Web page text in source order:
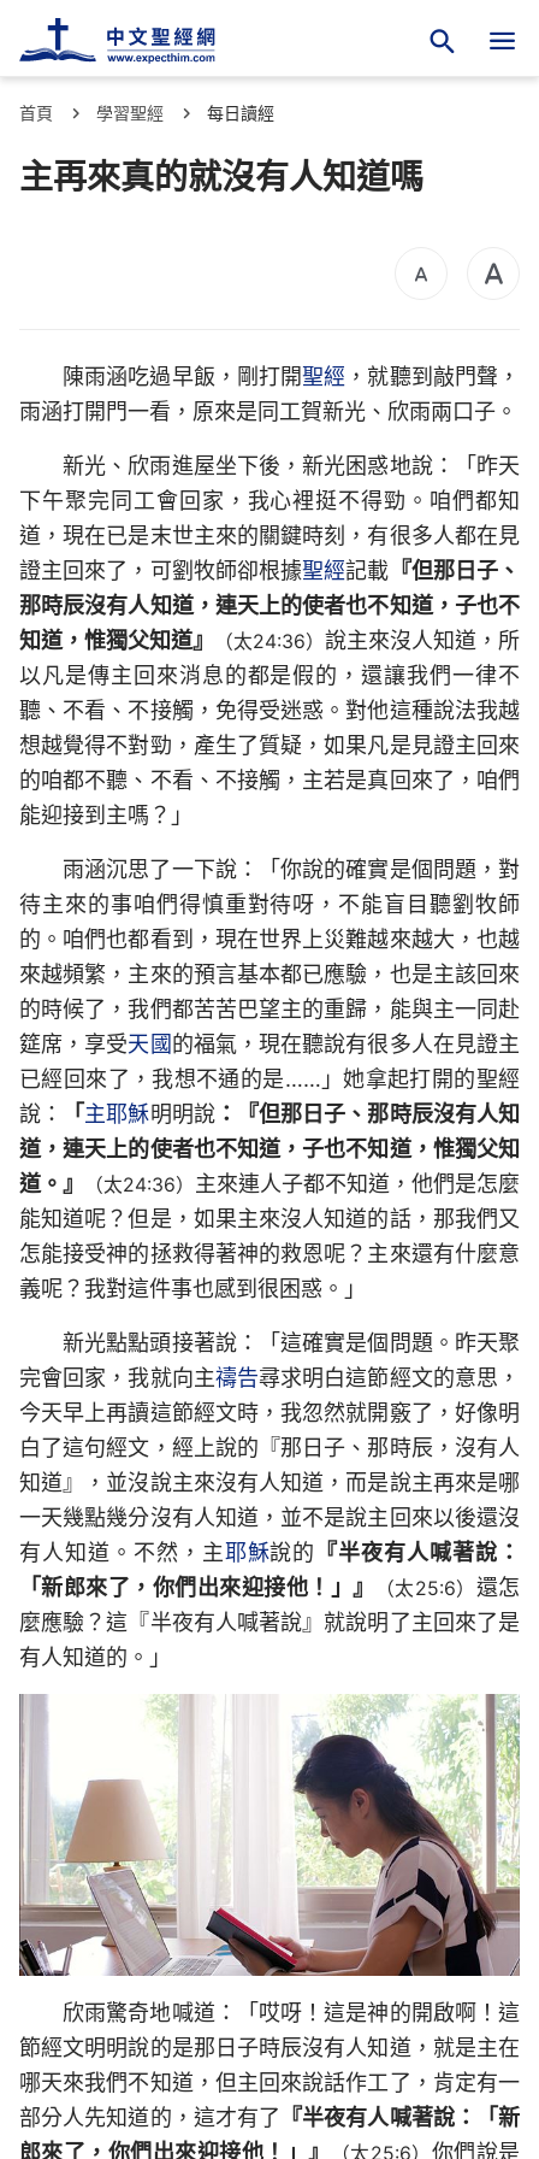
首頁 學習聖經 每日讀經
主再來真的就沒有人知道嗎
陳雨涵吃過早飯，剛打開聖經 ，就聽到敲門聲，
雨涵打開門一看，原來是同工賀新光、欣雨兩口子。
新光、欣雨進屋坐下後，新光困惑地說：「昨天
下午聚完同工會回家，我心裡挺不得勁。咱們都知
道，現在已是末世主來的關鍵時刻，有很多人都在見
證主回來了，可劉牧師卻根據聖經記載 『但那日子、
那時辰沒有人知道，連天上的使者也不知道，子也不
知道，惟獨父知道』
（太24:36） 說主來沒人知道，所
以凡是傳主回來消息的都是假的，還讓我們一律不
聽、不看、不接觸，免得受迷惑。對他這種說法我越
想越覺得不對勁，產生了質疑，如果凡是見證主回來
的咱都不聽、不看、不接觸，主若是真回來了，咱們
能迎接到主嗎？」
雨涵沉思了一下說：「你說的確實是個問題，對
待主來的事咱們得慎重對待呀，不能盲目聽劉牧師
的。咱們也都看到，現在世界上災難越來越大，也越
來越頻繁，主來的預言基本都已應驗，也是主該回來
的時候了，我們都苦苦巴望主的重歸，能與主一同赴
筵席，享受天國的福氣，現在聽說有很多人在見證主
已經回來了，我想不通的是……」她拿起打開的聖經
說：
「 主耶穌明明說：『但那日子、那時辰沒有人知
道，連天上的使者也不知道，子也不知道，惟獨父知
道。』
（太24:36） 主來連人子都不知道，他們是怎麼
能知道呢？但是，如果主來沒人知道的話，那我們又
怎能接受神的拯救得著神的救恩呢？主來還有什麼意
義呢？我對這件事也感到很困惑。」
新光點點頭接著說：「這確實是個問題。昨天聚
完會回家，我就向主禱告尋求明白這節經文的意思，
今天早上再讀這節經文時，我忽然就開竅了，好像明
白了這句經文，經上說的『那日子、那時辰，沒有人
知道』，並沒說主來沒有人知道，而是說主再來是哪
一天幾點幾分沒有人知道，並不是說主回來以後還沒
有人知道。不然，主耶穌說的 『半夜有人喊著說：
「新郎來了，你們出來迎接他！」』
（太25:6） 還怎
麼應驗？這『半夜有人喊著說』就說明了主回來了是
有人知道的。」
欣雨驚奇地喊道：「哎呀！這是神的開啟啊！這
節經文明明說的是那日子時辰沒有人知道，就是主在
哪天來我們不知道，但主回來說話作工了，肯定有一
部分人先知道的，這才有了 『半夜有人喊著說：「新
郎來了，你們出來迎接他！」』
（太25:6） 你們說是